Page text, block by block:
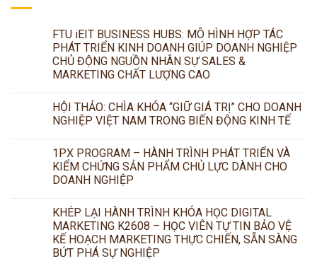
FTU iEIT BUSINESS HUBS: MÔ HÌNH HỢP TÁC
PHÁT TRIỂN KINH DOANH GIÚP DOANH NGHIỆP
CHỦ ĐỘNG NGUỒN NHÂN SỰ SALES &
MARKETING CHẤT LƯỢNG CAO
HỘI THẢO: CHÌA KHÓA “GIỮ GIÁ TRỊ” CHO DOANH
NGHIỆP VIỆT NAM TRONG BIẾN ĐỘNG KINH TẾ
1PX PROGRAM – HÀNH TRÌNH PHÁT TRIỂN VÀ
KIỂM CHỨNG SẢN PHẨM CHỦ LỰC DÀNH CHO
DOANH NGHIỆP
KHÉP LẠI HÀNH TRÌNH KHÓA HỌC DIGITAL
MARKETING K2608 – HỌC VIÊN TỰ TIN BẢO VỆ
KẾ HOẠCH MARKETING THỰC CHIẾN, SẴN SÀNG
BỨT PHÁ SỰ NGHIỆP